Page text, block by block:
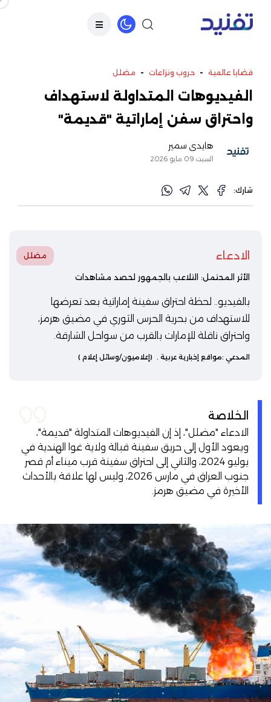
قضايا عالمية - حروب ونزاعات - مضلل
الفيديوهات المتداولة لاستهداف
واحتراق سفن إماراتية "قديمة"
هايدي سمير
السبت 09 مايو 2026
شارك:
الادعاء مضلل
الأثر المحتمل: التلاعب بالجمهور لحصد مشاهدات
بالفيديو.. لحظة احتراق سفينة إماراتية بعد تعرضها
للاستهداف من بحرية الحرس الثوري في مضيق هرمز،
واحتراق ناقلة للإمارات بالقرب من سواحل الشارقة.
المدعي :مواقع إخبارية عربية . (إعلاميون/وسائل إعلام )
الخلاصة
الادعاء "مضلل"، إذ إن الفيديوهات المتداولة "قديمة"،
ويعود الأول إلى حريق سفينة قبالة ولاية غوا الهندية في
يوليو 2024، والثاني إلى احتراق سفينة قرب ميناء أم قصر
جنوب العراق في مارس 2026، وليس لها علاقة بالأحداث
الأخيرة في مضيق هرمز.